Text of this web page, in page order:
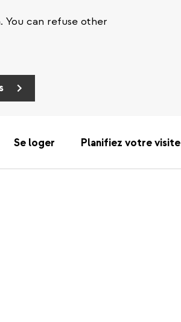
You can refuse other
Se loger Planifiez votre visite